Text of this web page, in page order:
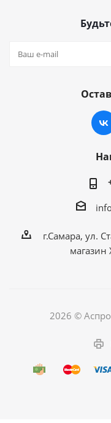
г.Самара, ул.
магазин
2026 ©